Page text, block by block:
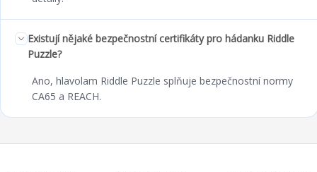
Existují nějaké bezpečnostní certifikáty pro hádanku Riddle
Puzzle?
Ano, hlavolam Riddle Puzzle splňuje bezpečnostní normy
CA65 a REACH.